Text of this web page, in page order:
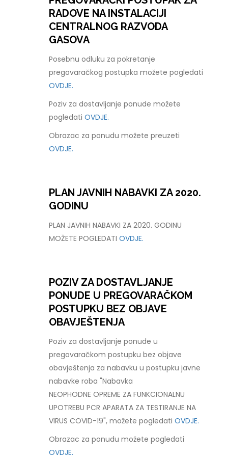
RADOVE NA INSTALACIJI
CENTRALNOG RAZVODA
GASOVA
Posebnu odluku za pokretanje
pregovaračkog postupka možete pogledati
OVDJE.
Poziv za dostavljanje ponude možete
pogledatiOVDJE.
Obrazac za ponudu možete preuzeti
OVDJE.
PLAN JAVNIH NABAVKI ZA 2020.
GODINU
PLAN JAVNIH NABAVKI ZA 2020. GODINU
MOŽETE POGLEDATIOVDJE.
POZIV ZA DOSTAVLJANJE
PONUDE U PREGOVARAČKOM
POSTUPKU BEZ OBJAVE
OBAVJEŠTENJA
Poziv za dostavljanje ponude u
pregovaračkom postupku bez objave
obavještenja za nabavku u postupku javne
nabavke roba "Nabavka
NEOPHODNE OPREME ZA FUNKCIONALNU
UPOTREBU PCR APARATA ZA TESTIRANJE NA
VIRUS COVID-19", možete pogledatiOVDJE.
Obrazac za ponudu možete pogledati
OVDJE.